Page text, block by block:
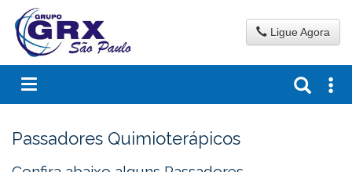
Ligue Agora
Passadores Quimioterápicos